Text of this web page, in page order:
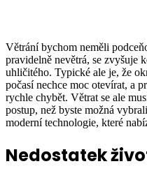
Větrání bychom neměli
pravidelně nevětrá, se zvyšuje
uhličitého. Typické ale je, že
počasí nechce moc otevírat, a
rychle chybět. Větrat se ale
postup, než byste možná
moderní technologie, které
Nedostatek